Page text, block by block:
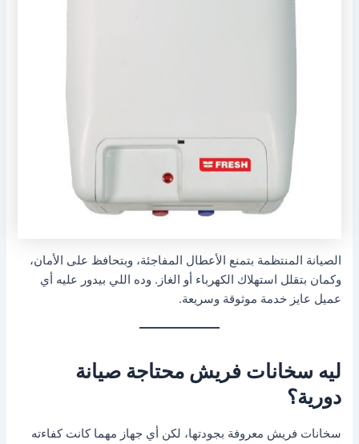
الصيانة المنتظمة بتمنع الأعطال المفاجئة، وبتحافظ على الأمان،
وكمان بتقلل استهلاك الكهرباء أو الغاز. وده اللي بيدور عليه أي
عميل عايز خدمة موثوقة وسريعة.
ليه سخانات فريش محتاجة صيانة
دورية؟
سخانات فريش معروفة بجودتها، لكن أي جهاز مهما كانت كفاءته